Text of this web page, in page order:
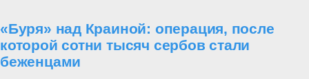
«Буря» над Краиной: операция, после
которой сотни тысяч сербов стали
беженцами